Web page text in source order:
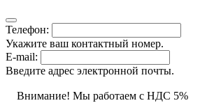
Телефон:
Укажите ваш контактный номер.
E-mail:
Введите адрес электронной почты.
Внимание! Мы работаем с НДС 5%